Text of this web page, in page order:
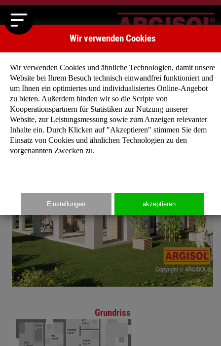
Startseite » Typenhäuser »Typenhaus Pinienweg II
Grundriss
Wir verwenden Cookies
Wir verwenden Cookies und ähnliche Technologien, damit unsere
Website bei Ihrem Besuch technisch einwandfrei funktioniert und
um Ihnen ein optimiertes und individualisiertes Online-Angebot
zu bieten. Außerdem binden wir so die Scripte von
Kooperationspartnern für Statistiken zur Nutzung unserer
Website, zur Leistungsmessung sowie zum Anzeigen relevanter
Inhalte ein. Durch Klicken auf "Akzeptieren" stimmen Sie dem
Einsatz von Cookies und ähnlichen Technologien zu den
vorgenannten Zwecken zu.
Einstellungen akzeptieren